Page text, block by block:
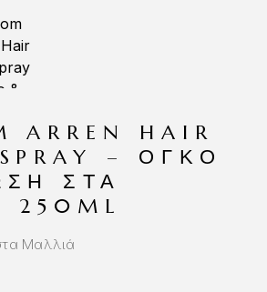
ARREN HAIR
– ΌΓΚΟ
ΣΤΑ
250ML
Μαλλιά